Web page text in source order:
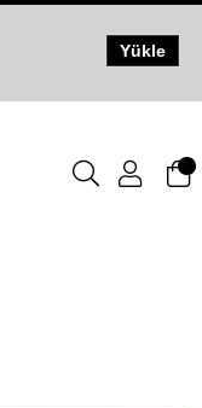
Yükle